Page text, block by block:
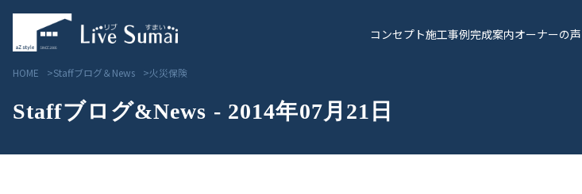
コンセプト施工事例完成案内オーナーの声
HOME Staffブログ＆News 火災保険
Staffブログ&News - 2014年07月21日